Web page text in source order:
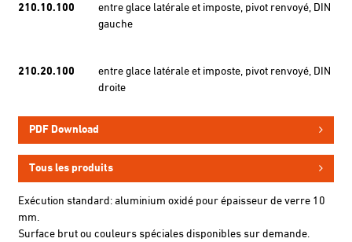
210.10.100
entre glace latérale et imposte, pivot renvoyé, DIN
gauche
210.20.100
entre glace latérale et imposte, pivot renvoyé, DIN
droite
PDF Download
Tous les produits
Exécution standard: aluminium oxidé pour épaisseur de verre 10
mm.
Surface brut ou couleurs spéciales disponibles sur demande.